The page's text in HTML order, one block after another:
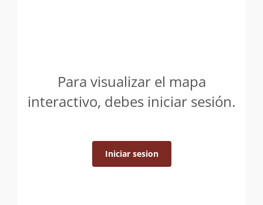
Para visualizar el mapa
interactivo, debes iniciar sesión.
Iniciar sesion